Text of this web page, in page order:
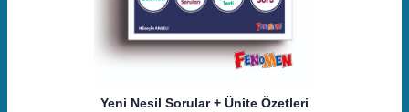
Yeni Nesil Sorular + Ünite Özetleri